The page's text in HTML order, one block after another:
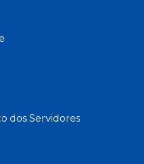
dos Servidores